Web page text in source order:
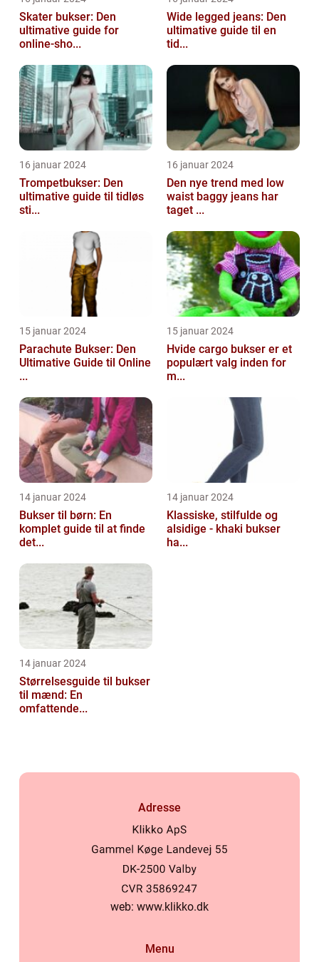
Skater bukser: Den
ultimative guide for
online-sho...
Wide legged jeans: Den
ultimative guide til en
tid...
16 januar 2024
Trompetbukser: Den
ultimative guide til tidløs
sti...
16 januar 2024
Den nye trend med low
waist baggy jeans har
taget ...
15 januar 2024
Parachute Bukser: Den
Ultimative Guide til Online
...
15 januar 2024
Hvide cargo bukser er et
populært valg inden for
m...
14 januar 2024
Bukser til børn: En
komplet guide til at finde
det...
14 januar 2024
Klassiske, stilfulde og
alsidige - khaki bukser
ha...
14 januar 2024
Størrelsesguide til bukser
til mænd: En
omfattende...
Adresse
web: www.klikko.dk
Menu